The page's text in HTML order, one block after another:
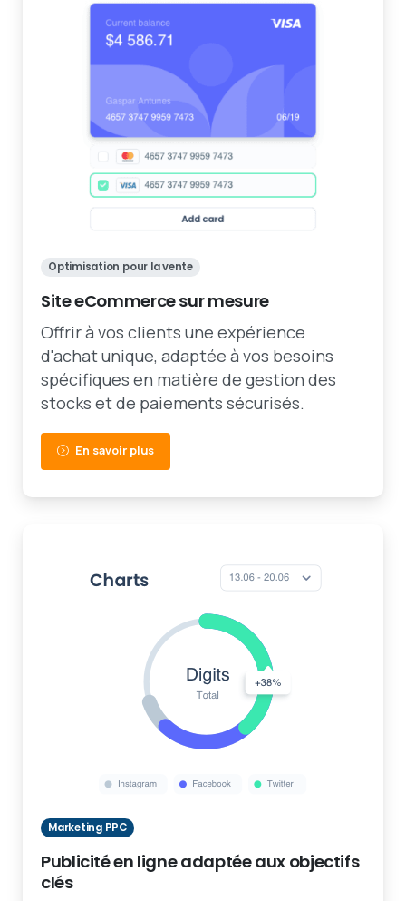
Optimisation pour la vente
Site eCommerce sur mesure
Offrir à vos clients une expérience
d'achat unique, adaptée à vos besoins
spécifiques en matière de gestion des
stocks et de paiements sécurisés.
En savoir plus
Marketing PPC
Publicité en ligne adaptée aux objectifs
clés